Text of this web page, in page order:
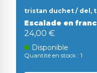
tristan duchet / del,
Escalade en
24,00 €
Disponible
Quantité en stock : 1